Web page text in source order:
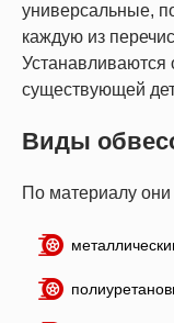
универсальные,
каждую из
Устанавливаются
существующей
Виды
По материалу